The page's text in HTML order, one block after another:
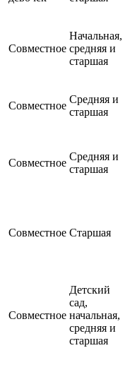
Совместное
Начальная,
средняя и
старшая
Совместное
Средняя и
старшая
Совместное
Средняя и
старшая
Совместное Старшая
Совместное
Детский
сад,
начальная,
средняя и
старшая